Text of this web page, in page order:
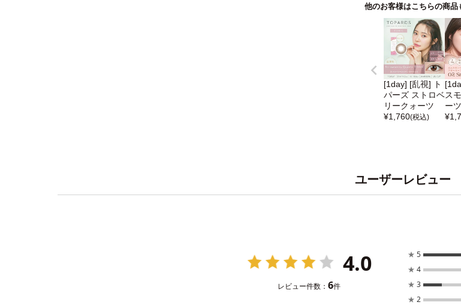
他のお客様はこちらの商品
[1day] [乱視] ト
パーズ ストロベ
リークォーツ
¥1,760(税込)
ス
ーツ
¥
ユーザーレビュー
4.0
レビュー件数： 6件
★ 5
★ 4
★ 3
★ 2